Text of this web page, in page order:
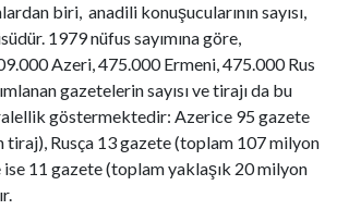
biri, anadili konuşucularının sayısı,
1979 nüfus sayımına göre,
Azeri, 475.000 Ermeni, 475.000 Rus
gazetelerin sayısı ve tirajı da bu
göstermektedir: Azerice 95 gazete
Rusça 13 gazete (toplam 107 milyon
11 gazete (toplam yaklaşık 20 milyon